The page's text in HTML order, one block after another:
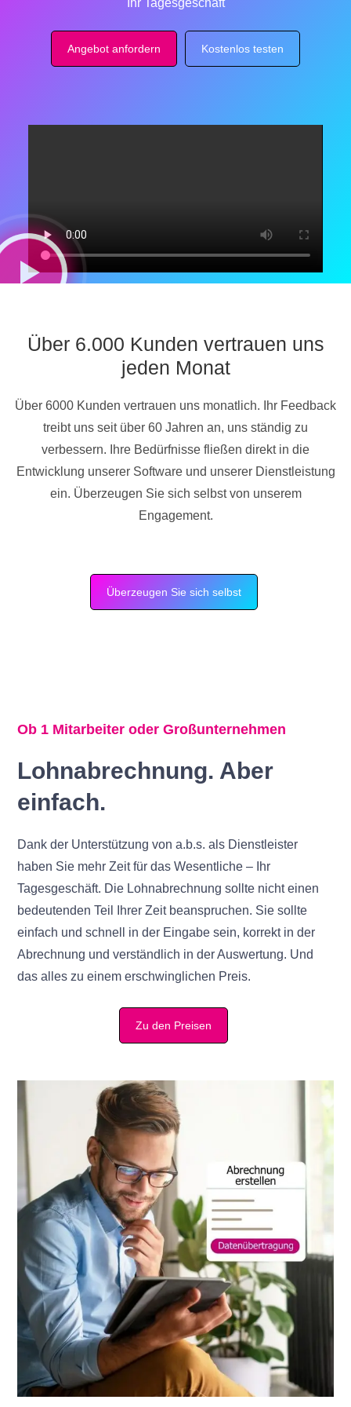
Angebot anfordern Kostenlos testen
Über 6.000 Kunden vertrauen uns
jeden Monat
Über 6000 Kunden vertrauen uns monatlich. Ihr Feedback
treibt uns seit über 60 Jahren an, uns ständig zu
verbessern. Ihre Bedürfnisse fließen direkt in die
Entwicklung unserer Software und unserer Dienstleistung
ein. Überzeugen Sie sich selbst von unserem
Engagement.
Überzeugen Sie sich selbst
Ob 1 Mitarbeiter oder Großunternehmen
Lohnabrechnung. Aber
einfach.
Dank der Unterstützung von a.b.s. als Dienstleister
haben Sie mehr Zeit für das Wesentliche – Ihr
Tagesgeschäft. Die Lohnabrechnung sollte nicht einen
bedeutenden Teil Ihrer Zeit beanspruchen. Sie sollte
einfach und schnell in der Eingabe sein, korrekt in der
Abrechnung und verständlich in der Auswertung. Und
das alles zu einem erschwinglichen Preis.
Zu den Preisen